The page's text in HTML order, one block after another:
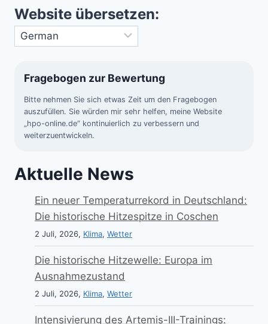
Website übersetzen:
Fragebogen zur Bewertung
Bitte nehmen Sie sich etwas Zeit um den Fragebogen
auszufüllen. Sie würden mir sehr helfen, meine Website
„hpo-online.de“ kontinuierlich zu verbessern und
weiterzuentwickeln.
Aktuelle News
Ein neuer Temperaturrekord in Deutschland:
Die historische Hitzespitze in Coschen
2 Juli, 2026, Klima, Wetter
Die historische Hitzewelle: Europa im
Ausnahmezustand
2 Juli, 2026, Klima, Wetter
Intensivierung des Artemis-III-Trainings: